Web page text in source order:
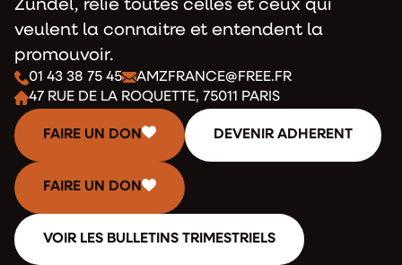
Zundel, relie toutes celles et ceux qui
veulent la connaitre et entendent la
promouvoir.
01 43 38 75 45
AMZFRANCE@FREE.FR
47 RUE DE LA ROQUETTE, 75011 PARIS
FAIRE UN DON DEVENIR ADHERENT
FAIRE UN DON
VOIR LES BULLETINS TRIMESTRIELS